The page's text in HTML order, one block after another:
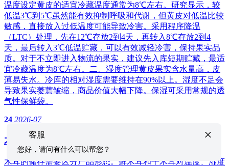
温度设定黄皮的适宜冷藏温度通常为8℃左右。研究显示，较
低温3℃到5℃虽然能有效抑制呼吸和代谢，但黄皮对低温比较
敏感，直接放入过低温度可能导致冷害。采用程序降温
（LTC）处理，先在12℃存放2到4天，再转入8℃存放2到4
天，最后转入3℃低温贮藏，可以有效减轻冷害，保持果实品
质。对于不立即进入物流的果实，建议先入库短期贮藏，最适
宜冷藏温度为8℃左右。二、湿度管理黄皮果实含水量高，皮
薄易失水。冷库的相对湿度需要维持在90%以上。湿度不足会
导致果实萎蔫皱缩，商品价值大幅下降。保湿可采用常规的透
气性保鲜袋。
24 2026-07
木耳冷库鲜品与干品储存方式不同
木耳的储存需要区分产品形态。鲜木耳和干木耳对温度、湿度
×
客服
您好，请问有什么可以帮您？